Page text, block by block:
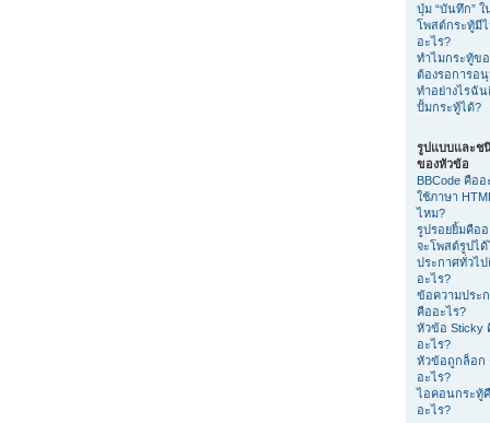
ปุ่ม “บันทึก” ใ
โพสต์กระทู้มี
อะไร?
ทำไมกระทู้ข
ต้องรอการอ
ทำอย่างไรฉัน
ปั้มกระทู้ได้?
รูปแบบและช
ของหัวข้อ
BBCode คืออ
ใช้ภาษา
ไหม?
รูปรอยยิ้มคืออ
จะโพสต์รูปไ
ประกาศทั่วไ
อะไร?
ข้อความประ
คืออะไร?
หัวข้อ Sticky
อะไร?
หัวข้อถูกล็อก
อะไร?
ไอคอนกระทู้
อะไร?